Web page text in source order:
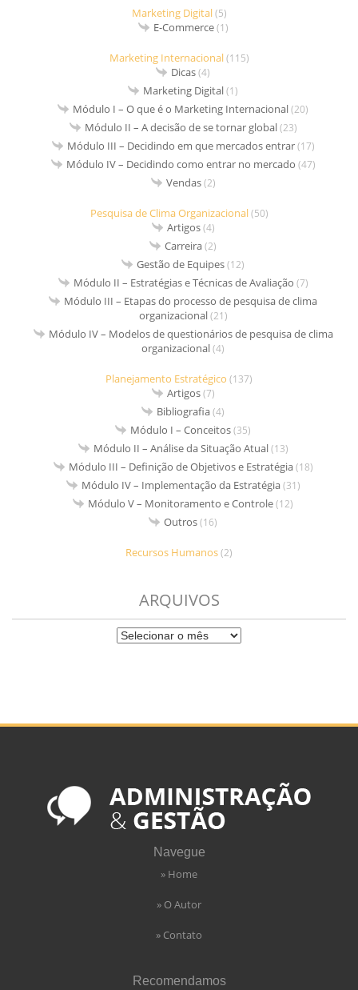
Marketing Digital(5)
E-Commerce(1)
Marketing Internacional(115)
Dicas(4)
Marketing Digital(1)
Módulo I – O que é o Marketing Internacional(20)
Módulo II – A decisão de se tornar global(23)
Módulo III – Decidindo em que mercados entrar(17)
Módulo IV – Decidindo como entrar no mercado (47)
Vendas(2)
Pesquisa de Clima Organizacional(50)
Artigos(4)
Carreira(2)
Gestão de Equipes(12)
Módulo II – Estratégias e Técnicas de Avaliação (7)
Módulo III – Etapas do processo de pesquisa de clima
organizacional(21)
Módulo IV – Modelos de questionários de pesquisa de clima
organizacional(4)
Planejamento Estratégico (137)
Artigos(7)
Bibliografia(4)
Módulo I – Conceitos(35)
Módulo II – Análise da Situação Atual(13)
Módulo III – Definição de Objetivos e Estratégia(18)
Módulo IV – Implementação da Estratégia(31)
Módulo V – Monitoramento e Controle(12)
Outros(16)
Recursos Humanos(2)
ARQUIVOS
Navegue
» Home
» O Autor
» Contato
Recomendamos